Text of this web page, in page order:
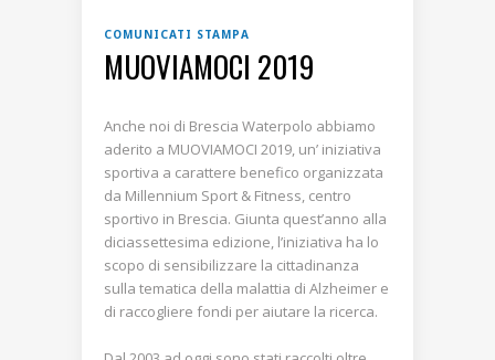
COMUNICATI STAMPA
MUOVIAMOCI 2019
Anche noi di Brescia Waterpolo abbiamo
aderito a MUOVIAMOCI 2019, un’ iniziativa
sportiva a carattere benefico organizzata
da Millennium Sport & Fitness, centro
sportivo in Brescia. Giunta quest’anno alla
diciassettesima edizione, l’iniziativa ha lo
scopo di sensibilizzare la cittadinanza
sulla tematica della malattia di Alzheimer e
di raccogliere fondi per aiutare la ricerca.